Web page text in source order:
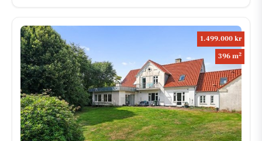
1.499.000 kr
396 m2